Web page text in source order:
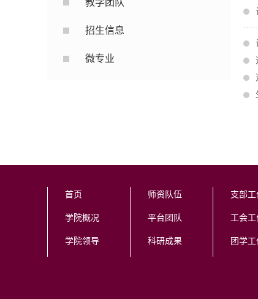
教学团队
招生信息
微专业
首页
学院概况
学院领导
师资队伍
平台团队
科研成果
支部工
工会工
团学